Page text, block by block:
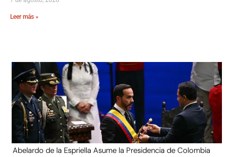
Leer más »
Abelardo de la Espriella Asume la Presidencia de Colombia